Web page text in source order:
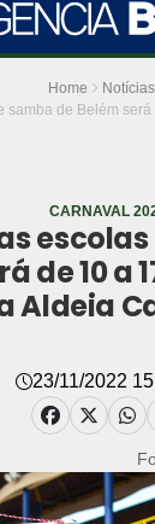
Home
Notícias
samba de Belém
CARNAVAL
de 10 a
Aldeia
23/11/2022